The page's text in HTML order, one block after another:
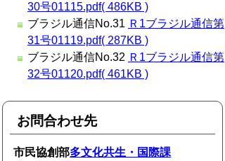
30号01115.pdf( 486KB )
ブラジル通信No.31 Ｒ1ブラジル通信第
31号01119.pdf( 287KB )
ブラジル通信No.32 Ｒ1ブラジル通信第
32号01120.pdf( 461KB )
お問合わせ先
市民協創部多文化共生・国際課